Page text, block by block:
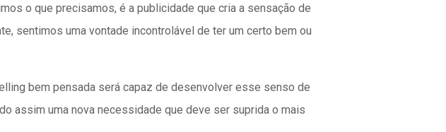
o que precisamos, é a publicidade que cria a sensação de
sentimos uma vontade incontrolável de ter um certo bem ou
bem pensada será capaz de desenvolver esse senso de
assim uma nova necessidade que deve ser suprida o mais